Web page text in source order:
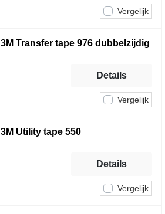
Vergelijk
3M Transfer tape 976 dubbelzijdig
Vergelijk
Details
3M Utility tape 550
Vergelijk
Details